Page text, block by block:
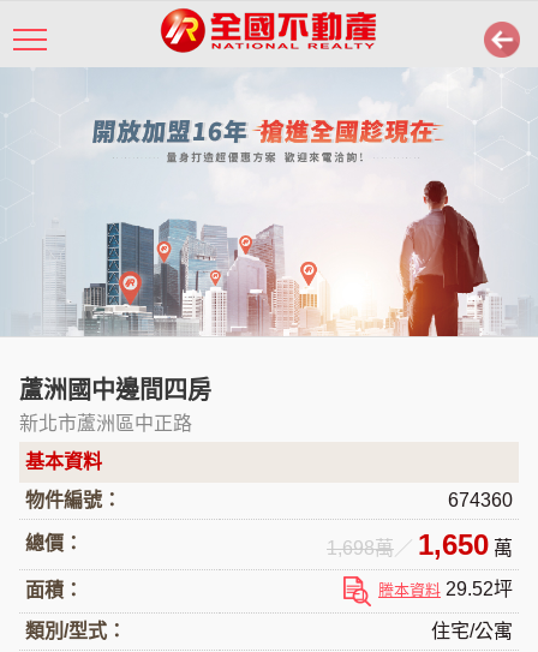
蘆洲國中邊間四房
新北市蘆洲區中正路
基本資料
物件編號：
674360
總價： 1,698萬 ／ 1,650 萬
面積： 謄本資料 29.52坪
類別/型式：
住宅/公寓